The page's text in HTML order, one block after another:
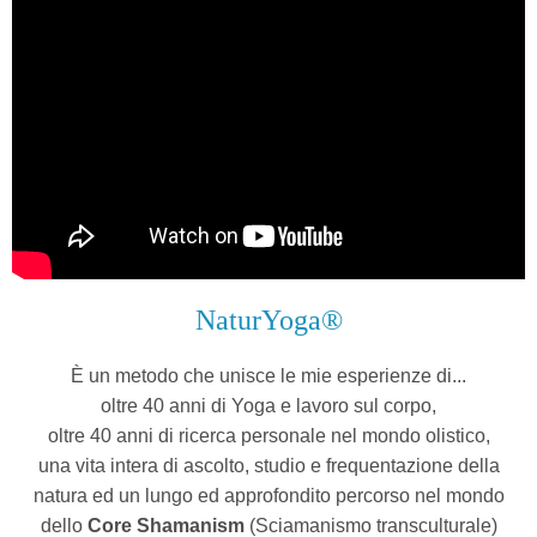
NaturYoga®
È un metodo che unisce le mie esperienze di...
oltre 40 anni di Yoga e lavoro sul corpo,
oltre 40 anni di ricerca personale nel mondo olistico,
una vita intera di ascolto, studio e frequentazione della
natura ed un lungo ed approfondito percorso nel mondo
dello Core Shamanism(Sciamanismo transculturale)